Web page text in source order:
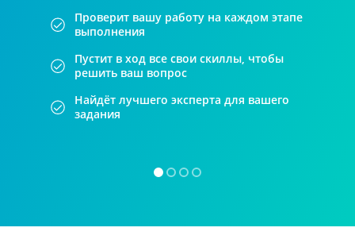
Проверит вашу работу на каждом этапе
выполнения
Пустит в ход все свои скиллы, чтобы
решить ваш вопрос
Найдёт лучшего эксперта для вашего
задания